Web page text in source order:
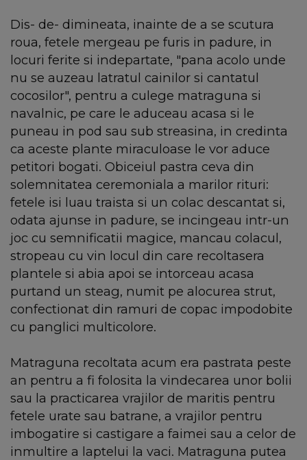
Dis- de- dimineata, inainte de a se scutura
roua, fetele mergeau pe furis in padure, in
locuri ferite si indepartate, "pana acolo unde
nu se auzeau latratul cainilor si cantatul
cocosilor", pentru a culege matraguna si
navalnic, pe care le aduceau acasa si le
puneau in pod sau sub streasina, in credinta
ca aceste plante miraculoase le vor aduce
petitori bogati. Obiceiul pastra ceva din
solemnitatea ceremoniala a marilor rituri:
fetele isi luau traista si un colac descantat si,
odata ajunse in padure, se incingeau intr-un
joc cu semnificatii magice, mancau colacul,
stropeau cu vin locul din care recoltasera
plantele si abia apoi se intorceau acasa
purtand un steag, numit pe alocurea strut,
confectionat din ramuri de copac impodobite
cu panglici multicolore.
Matraguna recoltata acum era pastrata peste
an pentru a fi folosita la vindecarea unor bolii
sau la practicarea vrajilor de maritis pentru
fetele urate sau batrane, a vrajilor pentru
imbogatire si castigare a faimei sau a celor de
inmultire a laptelui la vaci. Matraguna putea